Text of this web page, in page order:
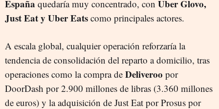
España quedaría muy concentrado, con Uber Glovo,
Just Eat y Uber Eats como principales actores.
A escala global, cualquier operación reforzaría la
tendencia de consolidación del reparto a domicilio, tras
operaciones como la compra de Deliveroo por
DoorDash por 2.900 millones de libras (3.360 millones
de euros) y la adquisición de Just Eat por Prosus por